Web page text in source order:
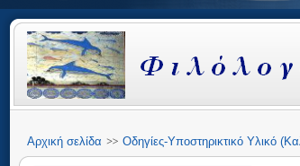
Αρχική σελίδα Οδηγίες-Υποστηρικτικό Υλικό
του κειμένου σε επικοινωνιακό πλαίσιο, ΝΕΓ